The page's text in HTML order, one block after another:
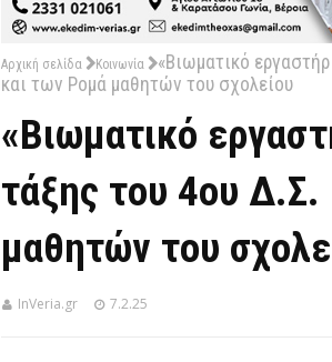
Αρχική σελίδα Κοινωνία
«Βιωματικό
και των Ρομά μαθητών του σχολείου
«Βιωματικό
τάξης του 4ου Δ.Σ.
μαθητών του
InVeria.gr 7.2.25